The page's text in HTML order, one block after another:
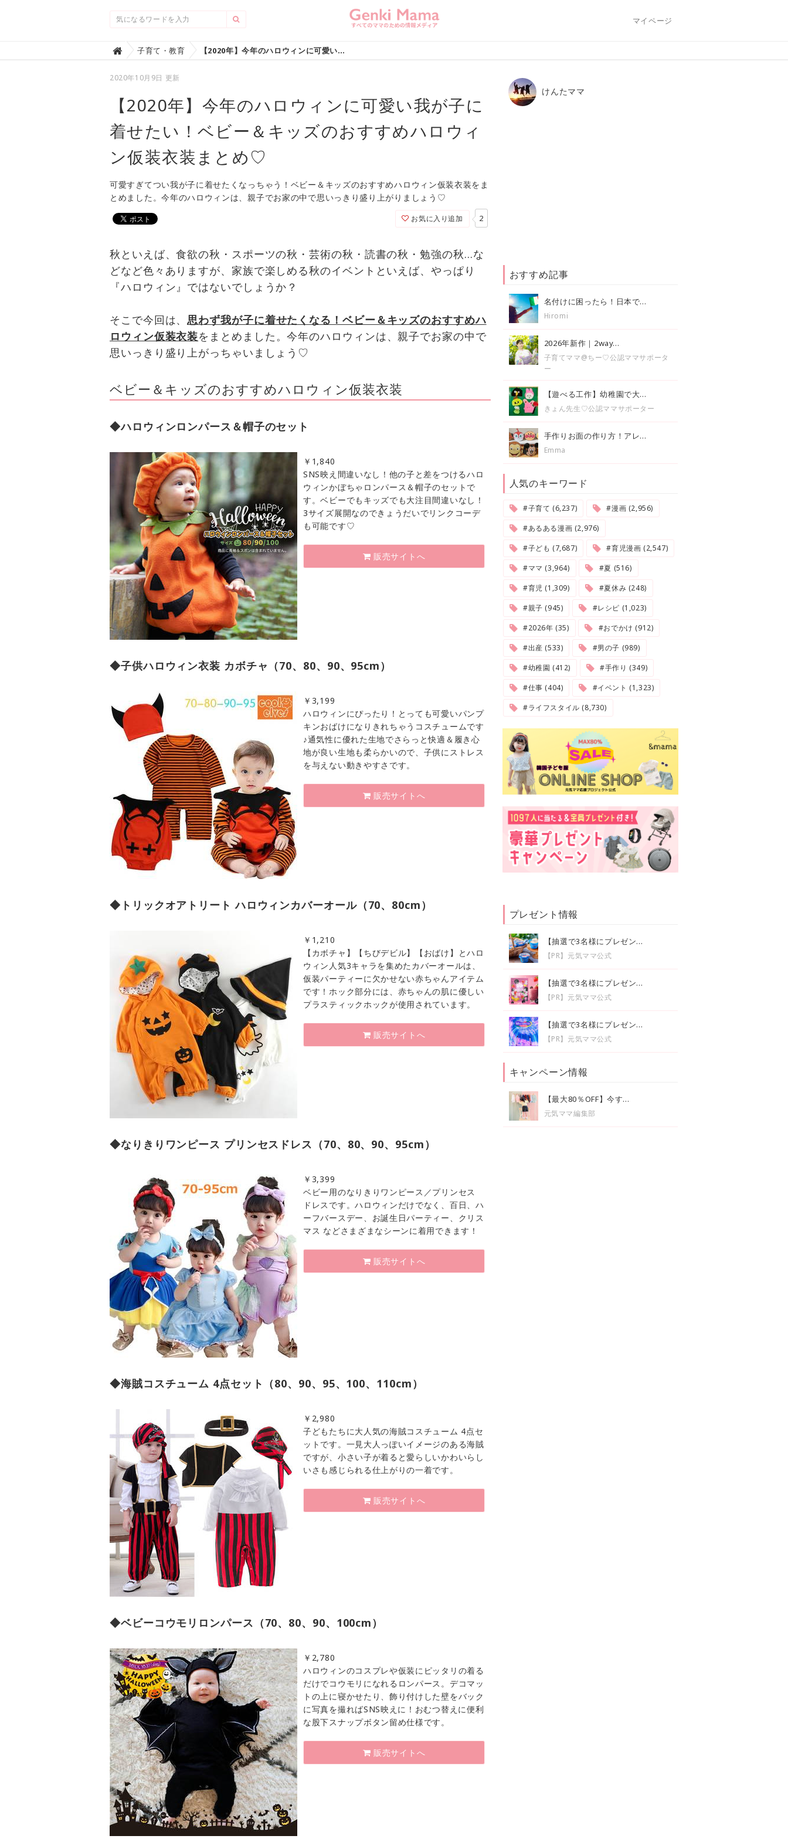
マイページ
Home子育て・教育 【2020年】今年のハロウィンに可愛い我が子に着せたい！ベビー＆キッズのおすすめハロウィン仮装衣装まとめ♡
2020年10月9日 更新
【2020年】今年のハロウィンに可愛い我が子に
着せたい！ベビー＆キッズのおすすめハロウィ
ン仮装衣装まとめ♡
可愛すぎてつい我が子に着せたくなっちゃう！ベビー＆キッズのおすすめハロウィン仮装衣装をま
とめました。今年のハロウィンは、親子でお家の中で思いっきり盛り上がりましょう♡
お気に入り追加 2
秋といえば、食欲の秋・スポーツの秋・芸術の秋・読書の秋・勉強の秋…な
どなど色々ありますが、家族で楽しめる秋のイベントといえば、やっぱり
『ハロウィン』ではないでしょうか？
そこで今回は、思わず我が子に着せたくなる！ベビー＆キッズのおすすめハ
ロウィン仮装衣装をまとめました。今年のハロウィンは、親子でお家の中で
思いっきり盛り上がっちゃいましょう♡
ベビー＆キッズのおすすめハロウィン仮装衣装
◆ハロウィンロンパース＆帽子のセット
￥ 1,840
SNS映え間違いなし！他の子と差をつけるハロ
ウィンかぼちゃロンパース＆帽子のセットで
す。ベビーでもキッズでも大注目間違いなし！
3サイズ展開なのできょうだいでリンクコーデ
も可能です♡
販売サイトへ
◆子供ハロウィン衣装 カボチャ（70、80、90、95cm）
￥ 3,199
ハロウィンにぴったり！とっても可愛いパンプ
キンおばけになりきれちゃうコスチュームです
♪通気性に優れた生地でさらっと快適＆履き心
地が良い生地も柔らかいので、子供にストレス
を与えない動きやすさです。
販売サイトへ
◆トリックオアトリート ハロウィンカバーオール（70、80cm）
￥ 1,210
【カボチャ】【ちびデビル】【おばけ】とハロ
ウィン人気3キャラを集めたカバーオールは、
仮装パーティーに欠かせない赤ちゃんアイテム
です！ホック部分には、赤ちゃんの肌に優しい
プラスティックホックが使用されています。
販売サイトへ
◆なりきりワンピース プリンセスドレス（70、80、90、95cm）
￥ 3,399
ベビー用のなりきりワンピース／プリンセス
ドレスです。ハロウィンだけでなく、百日、ハ
ーフバースデー、お誕生日パーティー、クリス
マス などさまざまなシーンに着用できます！
販売サイトへ
◆海賊コスチューム 4点セット（80、90、95、100、110cm）
￥ 2,980
子どもたちに大人気の海賊コスチューム 4点セ
ットです。一見大人っぽいイメージのある海賊
ですが、小さい子が着ると愛らしいかわいらし
いさも感じられる仕上がりの一着です。
販売サイトへ
◆ベビーコウモリロンパース（70、80、90、100cm）
￥ 2,780
ハロウィンのコスプレや仮装にピッタリの着る
だけでコウモリになれるロンパース。デコマッ
トの上に寝かせたり、飾り付けした壁をバック
に写真を撮ればSNS映えに！おむつ替えに便利
な股下スナップボタン留め仕様です。
販売サイトへ
けんたママ
おすすめ記事
名付けに困ったら！日本で...
Hiromi
2026年新作｜2way...
子育てママ@ちー♡公認ママサポータ
ー
【遊べる工作】幼稚園で大...
きょん先生♡公認ママサポーター
手作りお面の作り方！アレ...
Emma
人気のキーワード
#子育て (6,237)
#漫画 (2,956)
#あるある漫画 (2,976)
#子ども (7,687)
#育児漫画 (2,547)
#ママ (3,964)
#夏 (516)
#育児 (1,309)
#夏休み (248)
#親子 (945)
#レシピ (1,023)
#2026年 (35)
#おでかけ (912)
#出産 (533)
#男の子 (989)
#幼稚園 (412)
#手作り (349)
#仕事 (404)
#イベント (1,323)
#ライフスタイル (8,730)
プレゼント情報
【抽選で3名様にプレゼン...
【PR】元気ママ公式
【抽選で3名様にプレゼン...
【PR】元気ママ公式
【抽選で3名様にプレゼン...
【PR】元気ママ公式
キャンペーン情報
【最大80％OFF】今す...
元気ママ編集部